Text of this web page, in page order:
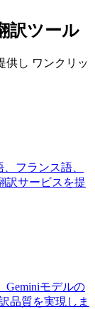
訳ツール
供し ワンクリッ
フランス語、
訳サービスを提
Geminiモデルの
品質を実現しま